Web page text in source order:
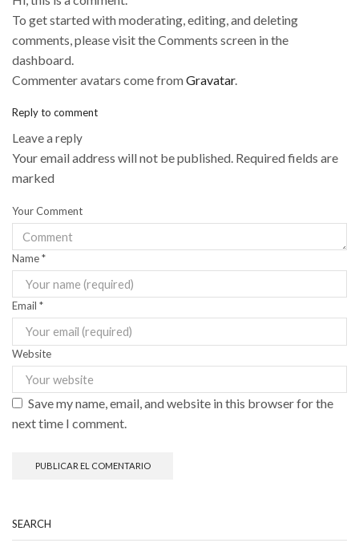
To get started with moderating, editing, and deleting
comments, please visit the Comments screen in the
dashboard.
Commenter avatars come fromGravatar.
Reply to comment
Leave a reply
Your email address will not be published. Required fields are
marked
Your Comment
Name*
Email *
Website
Save my name, email, and website in this browser for the
next time I comment.
SEARCH